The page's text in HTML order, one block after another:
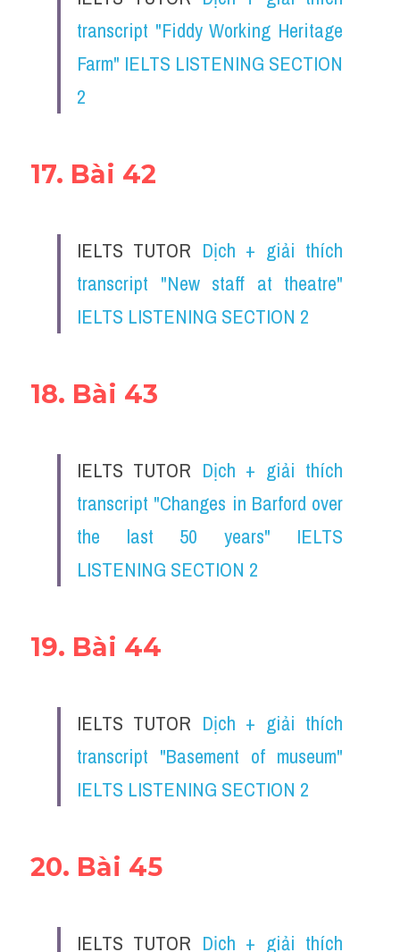
transcript "Fiddy Working Heritage
Farm" IELTS LISTENING SECTION
2
17. Bài 42
IELTS TUTOR Dịch + giải thích
transcript "New staff at theatre"
IELTS LISTENING SECTION 2
18. Bài 43
IELTS TUTOR Dịch + giải thích
transcript "Changes in Barford over
the last 50 years" IELTS
LISTENING SECTION 2
19. Bài 44
IELTS TUTOR Dịch + giải thích
transcript "Basement of museum"
IELTS LISTENING SECTION 2
20. Bài 45
IELTS TUTOR Dịch + giải thích